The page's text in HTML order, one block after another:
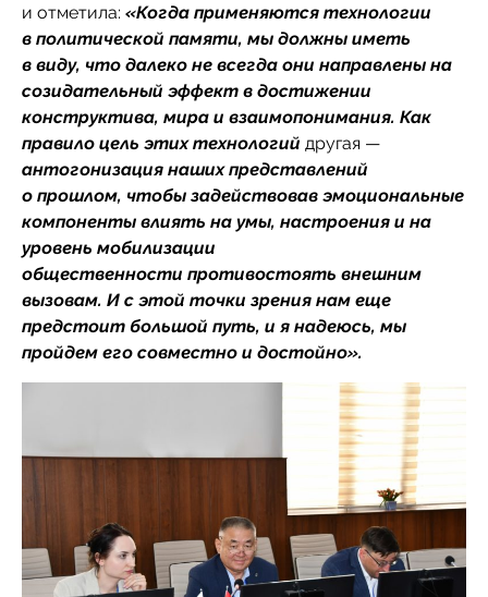
и отметила: «Когда применяются технологии
в политической памяти, мы должны иметь
в виду, что далеко не всегда они направлены на
созидательный эффект в достижении
конструктива, мира и взаимопонимания. Как
правило цель этих технологий другая —
антогонизация наших представлений
о прошлом, чтобы задействовав эмоциональные
компоненты влиять на умы, настроения и на
уровень мобилизации
общественности противостоять внешним
вызовам. И с этой точки зрения нам еще
предстоит большой путь, и я надеюсь, мы
пройдем его совместно и достойно».